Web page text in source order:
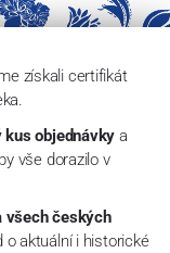
získali certifikát
objednávky a
vše dorazilo v
všech českých
o aktuální i historické